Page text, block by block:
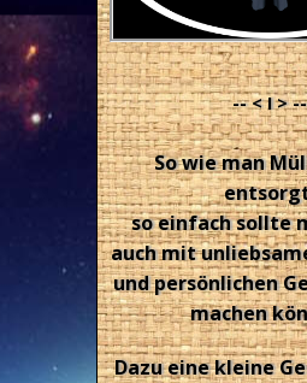
-- < I > --
So wie man
so einfach sollte
auch mit
und persönlichen
machen
Dazu eine kleine